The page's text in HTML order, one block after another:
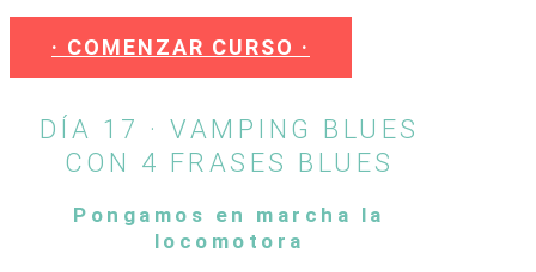
· COMENZAR CURSO ·
DÍA 17 · VAMPING BLUES
CON 4 FRASES BLUES
Pongamos en marcha la
locomotora